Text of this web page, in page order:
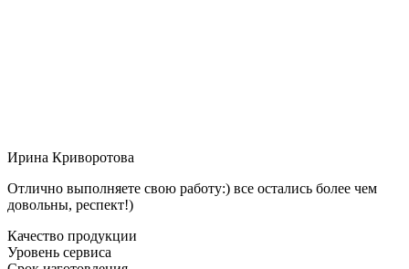
Ирина Криворотова
Отлично выполняете свою работу:) все остались более чем
довольны, респект!)
Качество продукции
Уровень сервиса